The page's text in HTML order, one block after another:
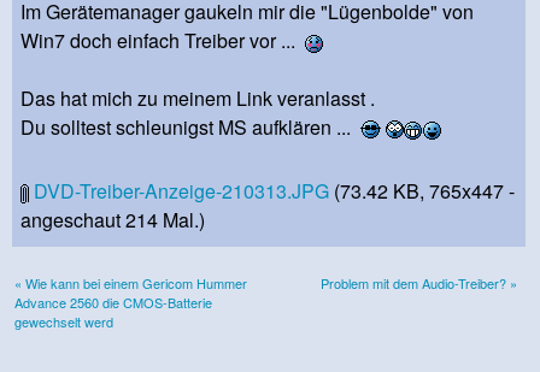
Im Gerätemanager gaukeln mir die "Lügenbolde" von
Win7 doch einfach Treiber vor ...
Das hat mich zu meinem Link veranlasst .
Du solltest schleunigst MS aufklären ...
DVD-Treiber-Anzeige-210313.JPG (73.42 KB, 765x447 -
angeschaut 214 Mal.)
« Wie kann bei einem Gericom Hummer
Advance 2560 die CMOS-Batterie
gewechselt werd
Problem mit dem Audio-Treiber? »